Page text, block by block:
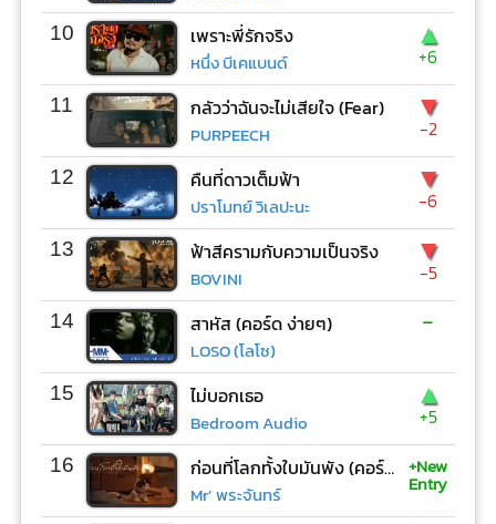
10 เพราะพี่รักจริง
หนึ่ง บีเคแบนด์
▲
+6
11 กลัวว่าฉันจะไม่เสียใจ (Fear)
PURPEECH
▼
-2
12 คืนที่ดาวเต็มฟ้า
ปราโมทย์ วิเลปะนะ
▼
-6
13 ฟ้าสีครามกับความเป็นจริง
BOVINI
▼
-5
14 สาหัส (คอร์ด ง่ายๆ)
LOSO (โลโซ)
-
15 ไม่บอกเธอ
Bedroom Audio
▲
+5
16 ก่อนที่โลกทั้งใบมันพัง (คอร์ด ง่ายๆ)
Mr’ พระจันทร์
+New
Entry